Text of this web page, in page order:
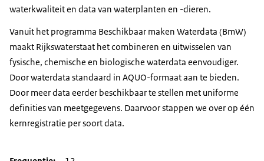
waterkwaliteit en data van waterplanten en -dieren.
Vanuit het programma Beschikbaar maken Waterdata (BmW)
maakt Rijkswaterstaat het combineren en uitwisselen van
fysische, chemische en biologische waterdata eenvoudiger.
Door waterdata standaard in AQUO-formaat aan te bieden.
Door meer data eerder beschikbaar te stellen met uniforme
definities van meetgegevens. Daarvoor stappen we over op één
kernregistratie per soort data.